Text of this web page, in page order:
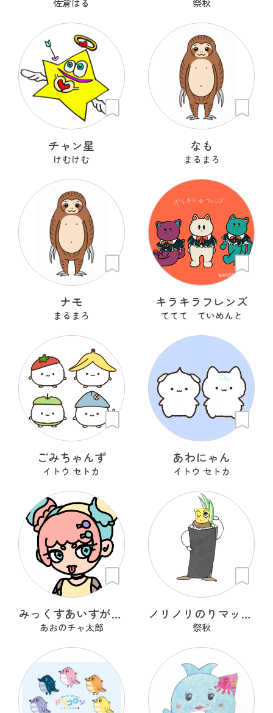
佐倉はる 祭秋
チャン星
けむけむ
なも
まるまろ
ナモ
まるまろ
キラキラフレンズ
ててて ていめんと
ごみちゃんず
イトウ セトカ
あわにゃん
イトウ セトカ
みっくすあいすがーる
あおのチャ太郎
ノリノリのりマッキーさん
祭秋